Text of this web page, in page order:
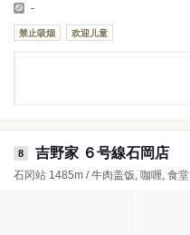
-
禁止吸烟 欢迎儿童
8 吉野家 ６号線石岡店
石冈站 1485m / 牛肉盖饭, 咖喱, 食堂